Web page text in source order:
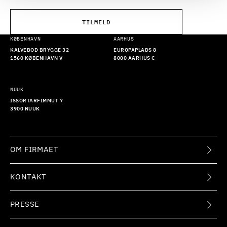
TILMELD
KØBENHAVN
KALVEBOD BRYGGE 32
1560 KØBENHAVN V
AARHUS
EUROPAPLADS 8
8000 AARHUS C
NUUK
ISSORTARFIMMUT 7
3900 NUUK
OM FIRMAET
KONTAKT
PRESSE